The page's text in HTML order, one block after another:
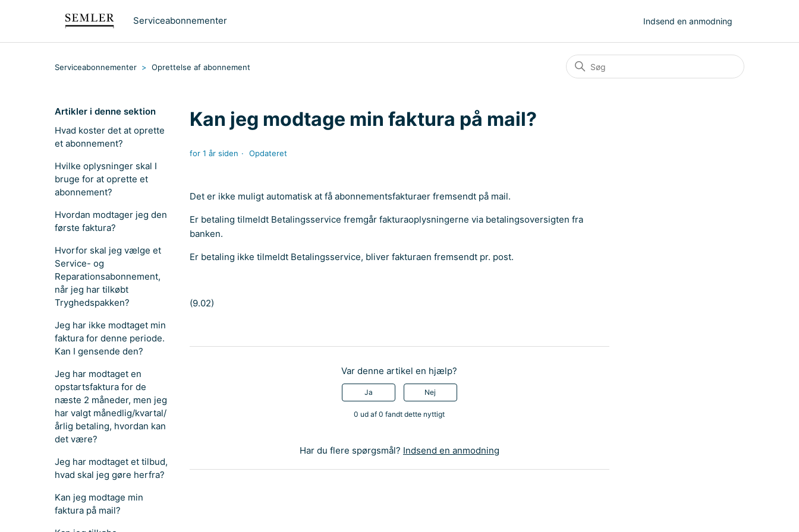
Serviceabonnementer Indsend en anmodning
Serviceabonnementer Oprettelse af abonnement
Artikler i denne sektion
Hvad koster det at oprette
et abonnement?
Hvilke oplysninger skal I
bruge for at oprette et
abonnement?
Hvordan modtager jeg den
første faktura?
Hvorfor skal jeg vælge et
Service- og
Reparationsabonnement,
når jeg har tilkøbt
Tryghedspakken?
Jeg har ikke modtaget min
faktura for denne periode.
Kan I gensende den?
Jeg har modtaget en
opstartsfaktura for de
næste 2 måneder, men jeg
har valgt månedlig/kvartal/
årlig betaling, hvordan kan
det være?
Jeg har modtaget et tilbud,
hvad skal jeg gøre herfra?
Kan jeg modtage min
faktura på mail?
Kan jeg modtage min faktura på mail?
for 1 år siden Opdateret
Det er ikke muligt automatisk at få abonnementsfakturaer fremsendt på mail.
Er betaling tilmeldt Betalingsservice fremgår fakturaoplysningerne via betalingsoversigten fra
banken.
Er betaling ikke tilmeldt Betalingsservice, bliver fakturaen fremsendt pr. post.
(9.02)
Var denne artikel en hjælp?
Ja Nej
0 ud af 0 fandt dette nyttigt
Har du flere spørgsmål? Indsend en anmodning